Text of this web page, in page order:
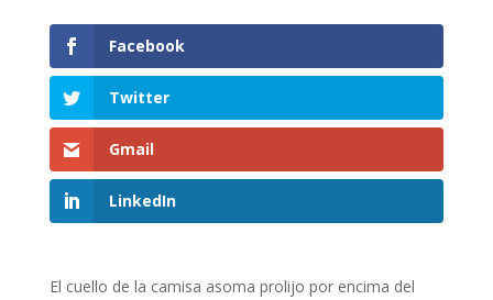
Facebook
Twitter
Gmail
LinkedIn
El cuello de la camisa asoma prolijo por encima del